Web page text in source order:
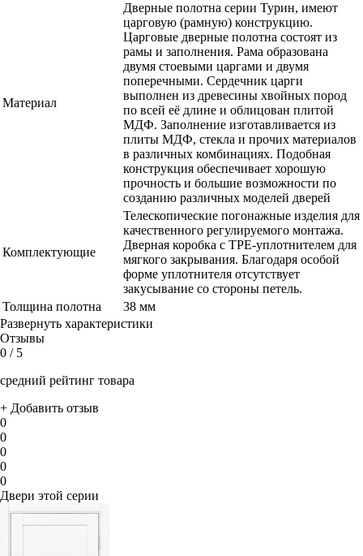
Материал
Дверные полотна серии Турин, имеют
царговую (рамную) конструкцию.
Царговые дверные полотна состоят из
рамы и заполнения. Рама образована
двумя стоевыми царгами и двумя
поперечными. Сердечник царги
выполнен из древесины хвойных пород
по всей её длине и облицован плитой
МДФ. Заполнение изготавливается из
плиты МДФ, стекла и прочих материалов
в различных комбинациях. Подобная
конструкция обеспечивает хорошую
прочность и большие возможности по
созданию различных моделей дверей
Комплектующие
Телескопические погонажные изделия для
качественного регулируемого монтажа.
Дверная коробка с TPE-уплотнителем для
мягкого закрывания. Благодаря особой
форме уплотнителя отсутствует
закусывание со стороны петель.
Толщина полотна
38 мм
Развернуть характеристики
Отзывы
0 / 5
средний рейтинг товара
+ Добавить отзыв
0
0
0
0
0
Двери этой серии